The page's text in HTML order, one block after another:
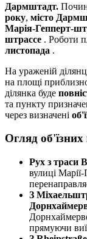
Дармштадт.
року, місто
Марія-Гепперт-
штрассе . Роботи
листопада .
На ураженій
на площі
ділянка буде
та пункту
через визначені
Огляд
Рух з траси
вулиці
З
прямуючи